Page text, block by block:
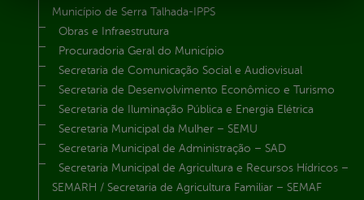
Município de Serra Talhada-IPPS
Obras e Infraestrutura
Procuradoria Geral do Município
Secretaria de Comunicação Social e Audiovisual
Secretaria de Desenvolvimento Econômico e Turismo
Secretaria de Iluminação Pública e Energia Elétrica
Secretaria Municipal da Mulher – SEMU
Secretaria Municipal de Administração – SAD
Secretaria Municipal de Agricultura e Recursos Hídricos –
SEMARH / Secretaria de Agricultura Familiar – SEMAF